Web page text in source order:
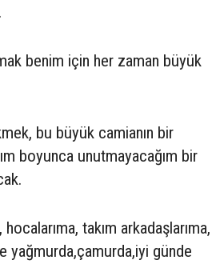
benim için her zaman büyük
bu büyük camianın bir
boyunca unutmayacağım bir
takım arkadaşlarıma,
yağmurda,çamurda,iyi günde